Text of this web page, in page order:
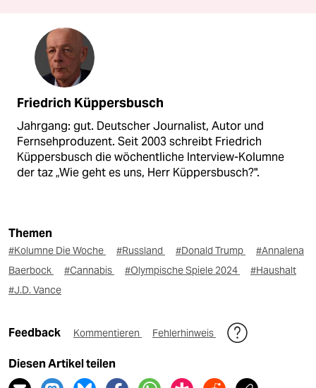
Friedrich Küppersbusch
Jahrgang: gut. Deutscher Journalist, Autor und
Fernsehproduzent. Seit 2003 schreibt Friedrich
Küppersbusch die wöchentliche Interview-Kolumne
der taz „Wie geht es uns, Herr Küppersbusch?".
Themen
#Kolumne Die Woche #Russland #Donald Trump
#Annalena
Baerbock
#Cannabis #Olympische Spiele 2024
#Haushalt
#J.D. Vance
Feedback Kommentieren Fehlerhinweis
Diesen Artikel teilen